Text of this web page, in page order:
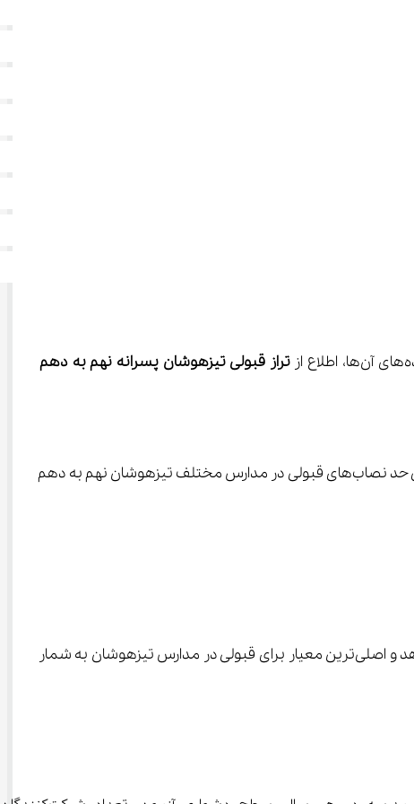
تراز قبولی تیزهوشان پسرانه نهم به دهم
اگر قصد شرکت در آزمون ورودی مدارس سمپاد (تیزهوشان) را دارید، این مقاله یک راهنمای کامل برای شناخت مفهوم تراز و بررسی حد نصاب‌های قبولی در مدارس مختلف تیزهوشان نهم به دهم
در حالی که نمره خام تنها حاصل جمع پاسخ‌های صحیح است. تراز، عملکرد شما را در مقایسه با دیگر شرکت‌کنندگان نشان می‌دهد و اصلی‌ترین معیار برای قبولی در مدارس تیزهوشان به شمار